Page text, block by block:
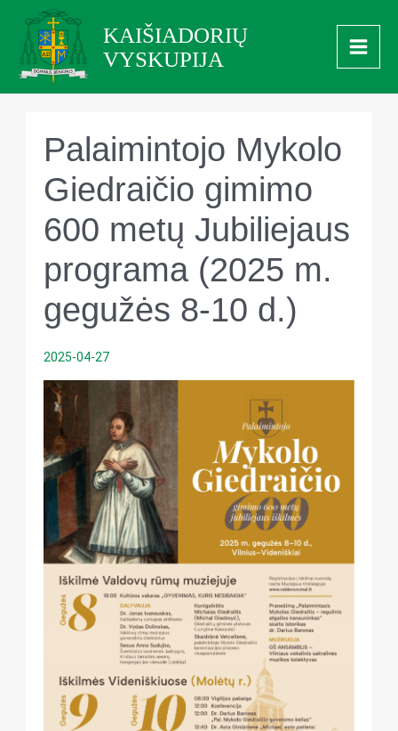
Pereiti
turinio
KAIŠIADORIŲ
VYSKUPIJA
Main
Palaimintojo Mykolo
Giedraičio gimimo
600 metų Jubiliejaus
programa (2025 m.
gegužės 8-10 d.)
2025-04-27